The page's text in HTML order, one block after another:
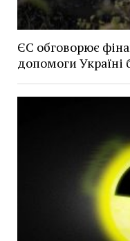
ЄС обговорює
допомоги